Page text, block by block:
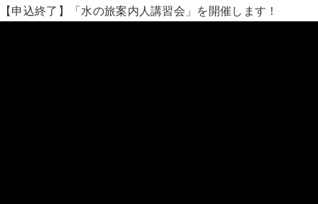
【申込終了】「水の旅案内人講習会」を開催します！